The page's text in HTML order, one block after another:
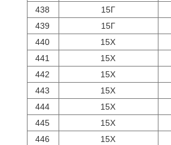
438
15Г
439
15Г
440
15Х
441
15Х
442
15Х
443
15Х
444
15Х
445
15Х
446
15Х